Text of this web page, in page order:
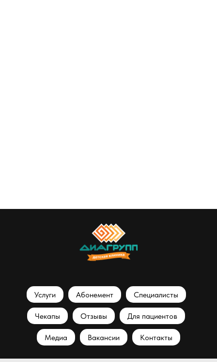
Услуги Абонемент Специалисты
Чекапы Отзывы Для пациентов
Медиа Вакансии Контакты